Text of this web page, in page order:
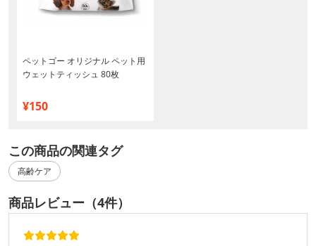
ペットゴー オリジナル ペット用
ウェットティッシュ 80枚
¥150
この商品の関連タグ
高齢ケア
商品レビュー（4件）